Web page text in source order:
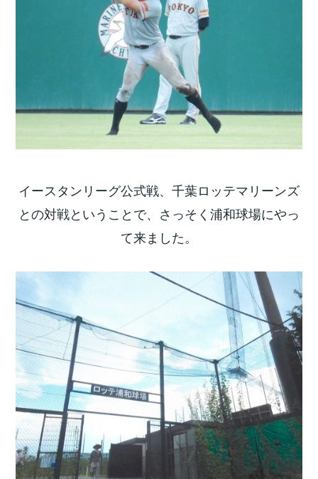
イースタンリーグ公式戦、千葉ロッテマリーンズ
との対戦ということで、さっそく浦和球場にやっ
て来ました。